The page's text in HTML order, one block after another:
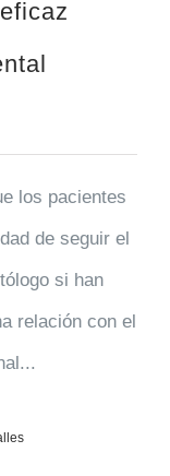
los pacientes
de seguir el
si han
relación con el